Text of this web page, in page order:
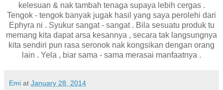
kelesuan & nak tambah tenaga supaya lebih cergas .
Tengok - tengok banyak jugak hasil yang saya perolehi dari
Ephyra ni . Syukur sangat - sangat . Bila sesuatu produk tu
memang kita dapat arsa kesannya , secara tak langsungnya
kita sendiri pun rasa seronok nak kongsikan dengan orang
lain . Yela , biar sama - sama merasai manfaatnya .
Emi at January 28, 2014